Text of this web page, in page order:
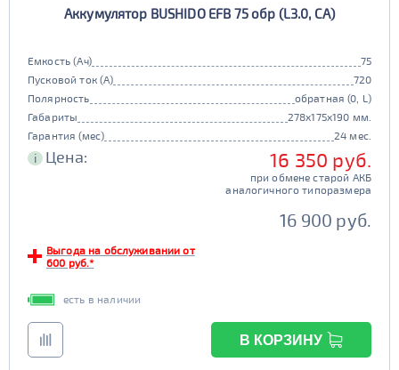
Аккумулятор BUSHIDO EFB 75 обр (L3.0, CA)
Емкость (Ач)
75
Пусковой ток (А)
720
Полярность
обратная (0, L)
Габариты
278x175x190 мм.
Гарантия (мес)
24 мес.
i Цена: 16 350 руб.
при обмене старой АКБ
аналогичного типоразмера
16 900 руб.
Выгода на обслуживании от
600 руб.*
есть в наличии
В КОРЗИНУ